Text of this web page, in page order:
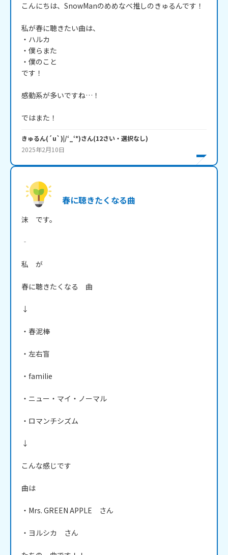
こんにちは、SnowManのめめなべ推しのきゅるんです！
私が春に聴きたい曲は、
・ハルカ
・僕らまた
・僕のこと
です！
感動系が多いですね…！
ではまた！
きゅるん(´u`)|/‘_‘*)さん(12さい・ 選択なし)
2025年2月10日
春に聴きたくなる曲
沫　です。
‐
私　が
春に聴きたくなる　曲
↓
・春泥棒
・左右盲
・familie
・ニュー・マイ・ノーマル
・ロマンチシズム
↓
こんな感じです
曲は
・Mrs. GREEN APPLE　さん
・ヨルシカ　さん